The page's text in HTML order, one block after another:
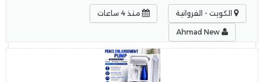
الكويت - الفروانية منذ 4 ساعات